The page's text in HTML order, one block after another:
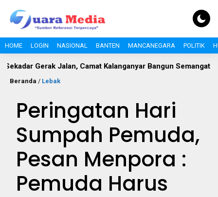
HOME LOGIN NASIONAL BANTEN MANCANEGARA POLITIK
Gerak Jalan, Camat Kalanganyar Bangun Semangat
Beranda / Lebak
Peringatan Hari
Sumpah Pemuda,
Pesan Menpora :
Pemuda Harus